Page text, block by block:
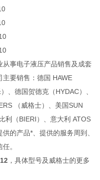
从事电子液压产品销售及成套
要销售：德国 HAWE
、德国贺德克（HYDAC）、
（威格士）、美国SUN
利（BIERI）、意大利 ATOS
的产品*、提供的服务周到、
。
，具体型号及威格士的更多